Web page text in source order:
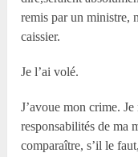
remis par un ministre,
caissier.
Je l’ai volé.
J’avoue mon crime.
responsabilités de ma
comparaître, s’il le